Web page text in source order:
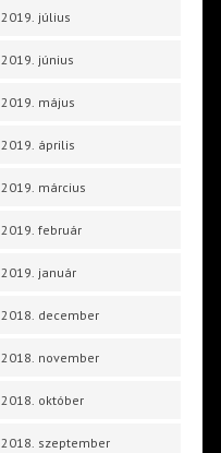
2019. július
2019. június
2019. május
2019. április
2019. március
2019. február
2019. január
2018. december
2018. november
2018. október
2018. szeptember